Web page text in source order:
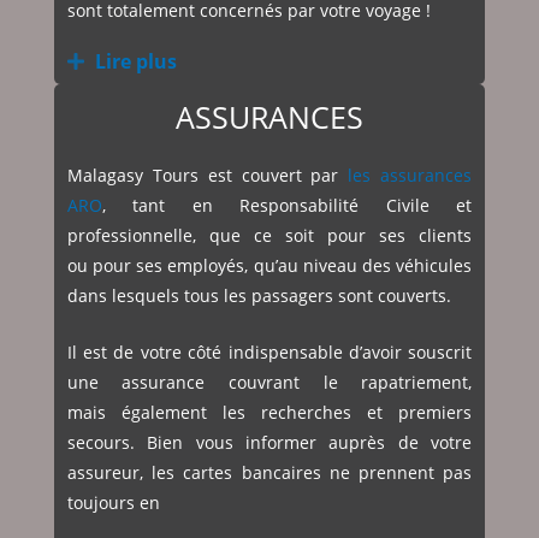
sont totalement concernés par votre voyage !
Lire plus
ASSURANCES
Malagasy Tours est couvert par les assurances
ARO, tant en Responsabilité Civile et
professionnelle, que ce soit pour ses clients
ou pour ses employés, qu’au niveau des véhicules
dans lesquels tous les passagers sont couverts.
Il est de votre côté indispensable d’avoir souscrit
une assurance couvrant le rapatriement,
mais également les recherches et premiers
secours. Bien vous informer auprès de votre
assureur, les cartes bancaires ne prennent pas
toujours en